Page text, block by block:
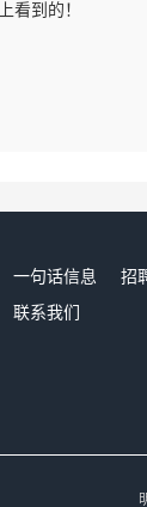
看到的！
一句话信息 招
联系我们